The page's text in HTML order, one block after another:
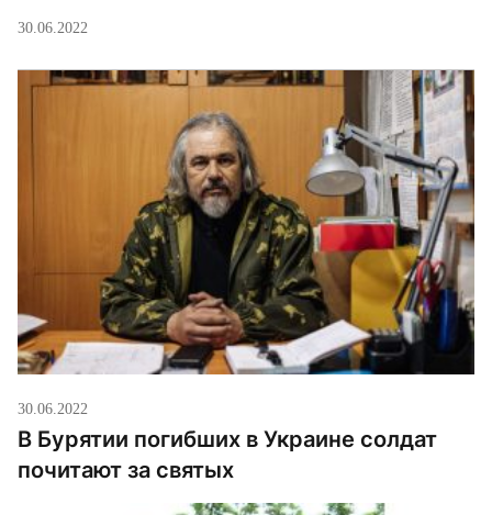
30.06.2022
30.06.2022
В Бурятии погибших в Украине солдат
почитают за святых